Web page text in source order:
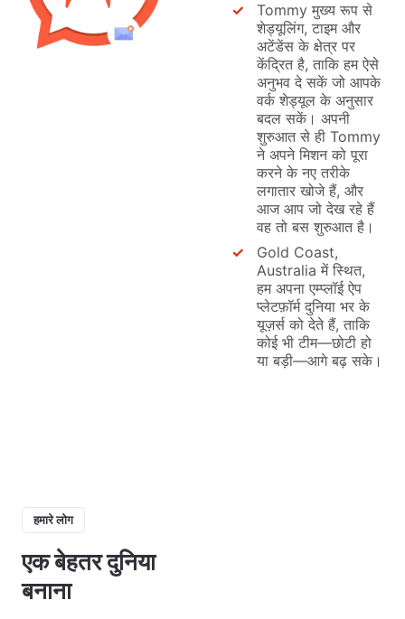
Tommy मुख्य रूप से
शेड्यूलिंग, टाइम और
अटेंडेंस के क्षेत्र पर
केंद्रित है, ताकि हम ऐसे
अनुभव दे सकें जो आपके
वर्क शेड्यूल के अनुसार
बदल सकें। अपनी
शुरुआत से ही Tommy
ने अपने मिशन को पूरा
करने के नए तरीके
लगातार खोजे हैं, और
आज आप जो देख रहे हैं
वह तो बस शुरुआत है।
Gold Coast,
Australia में स्थित,
हम अपना एम्प्लॉई ऐप
प्लेटफ़ॉर्म दुनिया भर के
यूज़र्स को देते हैं, ताकि
कोई भी टीम—छोटी हो
या बड़ी—आगे बढ़ सके।
हमारे लोग
एक बेहतर दुनिया
बनाना